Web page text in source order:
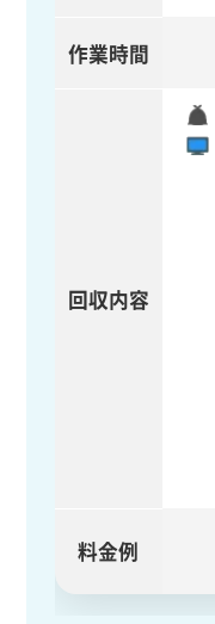
作業時間
回収内容
料金例